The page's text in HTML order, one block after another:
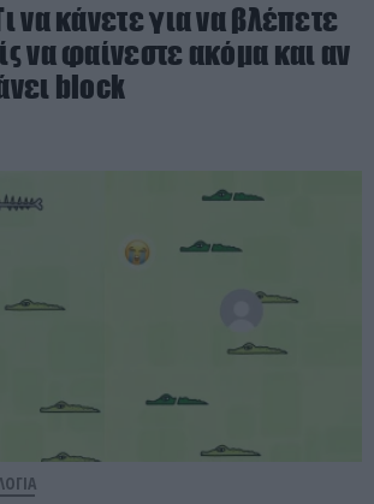
να κάνετε για να βλέπετε
να φαίνεστε ακόμα και αν
block